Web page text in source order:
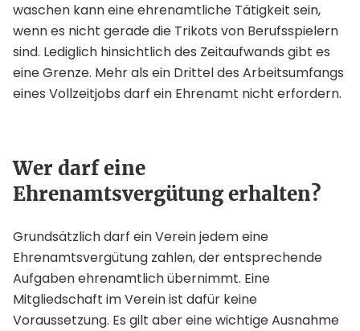
waschen kann eine ehrenamtliche Tätigkeit sein,
wenn es nicht gerade die Trikots von Berufsspielern
sind. Lediglich hinsichtlich des Zeitaufwands gibt es
eine Grenze. Mehr als ein Drittel des Arbeitsumfangs
eines Vollzeitjobs darf ein Ehrenamt nicht erfordern.
Wer darf eine
Ehrenamtsvergütung erhalten?
Grundsätzlich darf ein Verein jedem eine
Ehrenamtsvergütung zahlen, der entsprechende
Aufgaben ehrenamtlich übernimmt. Eine
Mitgliedschaft im Verein ist dafür keine
Voraussetzung. Es gilt aber eine wichtige Ausnahme